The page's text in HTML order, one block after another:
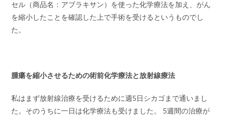
セル（商品名：アブラキサン）を使った化学療法を加え、がん
を縮小したことを確認した上で手術を受けるというものでし
た。
腫瘍を縮小させるための術前化学療法と放射線療法
私はまず放射線治療を受けるために週5日シカゴまで通いまし
た。そのうちに一日は化学療法も受けました。 5週間の治療が